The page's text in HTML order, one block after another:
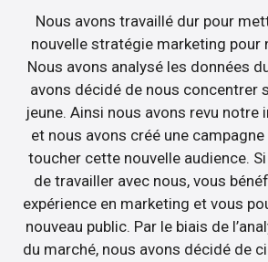
Nous avons travaillé dur pour
nouvelle stratégie marketing pour
Nous avons analysé les données
avons décidé de nous concentrer
jeune. Ainsi nous avons revu notre
et nous avons créé une
toucher cette nouvelle audience.
de travailler avec nous, vous
expérience en marketing et vous
nouveau public. Par le biais de
du marché, nous avons décidé de